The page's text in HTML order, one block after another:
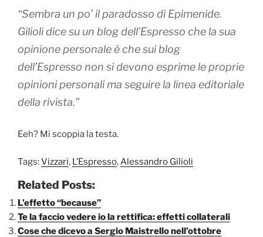
“Sembra un po’ il paradosso di Epimenide.
Gilioli dice su un blog dell’Espresso che la sua
opinione personale è che sui blog
dell’Espresso non si devono esprime le proprie
opinioni personali ma seguire la linea editoriale
della rivista.”
Eeh? Mi scoppia la testa.
Tags:Vizzari, L’Espresso,Alessandro Gilioli
Related Posts:
L’effetto “because”
Te la faccio vedere io la rettifica: effetti collaterali
Cose che dicevo a Sergio Maistrello nell’ottobre